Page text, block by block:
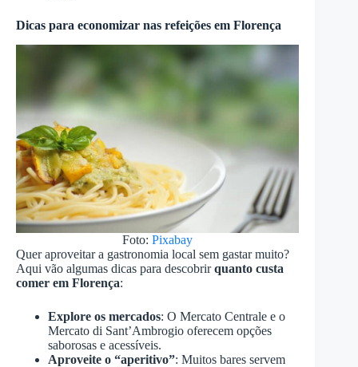
Dicas para economizar nas refeições em Florença
Foto:Pixabay
Quer aproveitar a gastronomia local sem gastar muito?
Aqui vão algumas dicas para descobrirquanto custa
comer em Florença:
Explore os mercados: O Mercato Centrale e o
Mercato di Sant’Ambrogio oferecem opções
saborosas e acessíveis.
Aproveite o “aperitivo”: Muitos bares servem